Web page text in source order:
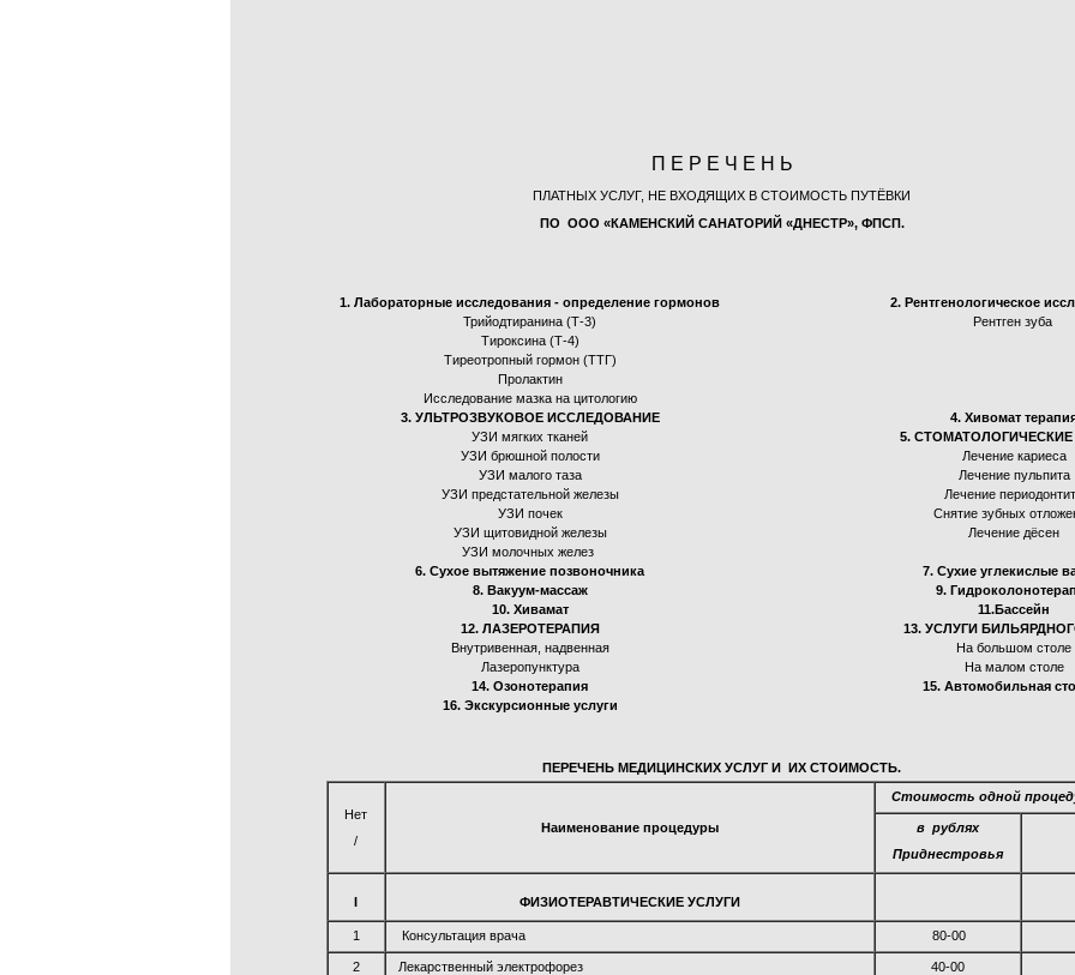
П Е Р Е Ч Е Н Ь
ПЛАТНЫХ УСЛУГ, НЕ ВХОДЯЩИХ В СТОИМОСТЬ ПУТЁВКИ
ПО ООО «КАМЕНСКИЙ САНАТОРИЙ «ДНЕСТР», ФПСП.
1. Лабораторные исследования - определение гормонов
2. Рентгенологическое
Трийодтиранина (Т-3)
Рентген зуба
Тироксина (Т-4)
Тиреотропный гормон (ТТГ)
Пролактин
Исследование мазка на цитологию
3. УЛЬТРОЗВУКОВОЕ ИССЛЕДОВАНИЕ
4. Хивомат
УЗИ мягких тканей
5. СТОМАТОЛОГИЧЕСКИЕ
УЗИ брюшной полости
Лечение кариеса
УЗИ малого таза
Лечение пульпита
УЗИ предстательной железы
Лечение
УЗИ почек
Снятие зубных
УЗИ щитовидной железы
Лечение дёсен
УЗИ молочных желез
6. Сухое вытяжение позвоночника
7. Сухие углекислые
8. Вакуум-массаж
9.
10. Хивамат
11.Бассейн
12. ЛАЗЕРОТЕРАПИЯ
13. УСЛУГИ
Внутривенная, надвенная
На большом столе
Лазеропунктура
На малом столе
14. Озонотерапия
15. Автомобильная
16. Экскурсионные услуги
ПЕРЕЧЕНЬ МЕДИЦИНСКИХ УСЛУГ И ИХ СТОИМОСТЬ.
Нет
/
Наименование процедуры
Стоимость одной
в рублях
Приднестровья
I ФИЗИОТЕРАВТИЧЕСКИЕ УСЛУГИ
1 Консультация врача 80-00
2 Лекарственный электрофорез 40-00